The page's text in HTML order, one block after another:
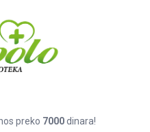
preko 7000dinara!